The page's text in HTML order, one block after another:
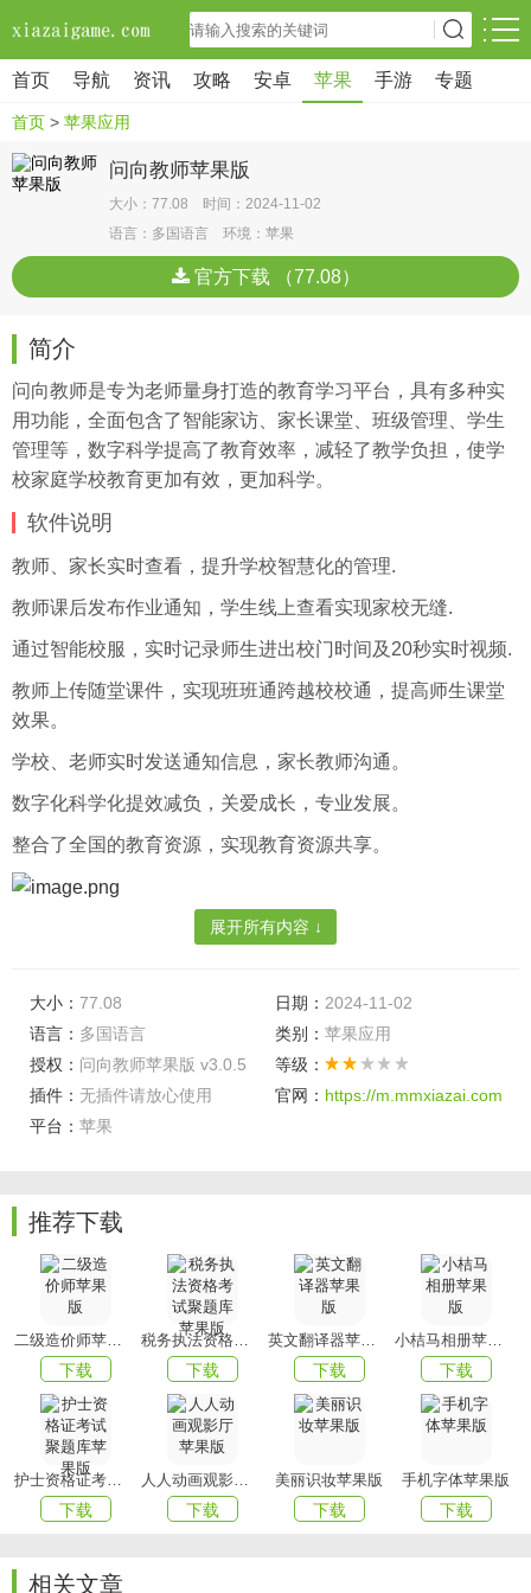
首页 导航 资讯 攻略 安卓 苹果 手游 专题
首页 > 苹果应用
问向教师苹果版
大小：77.08 时间：2024-11-02
语言：多国语言 环境：苹果
官方下载 （77.08）
简介
问向教师是专为老师量身打造的教育学习平台，具有多种实
用功能，全面包含了智能家访、家长课堂、班级管理、学生
管理等，数字科学提高了教育效率，减轻了教学负担，使学
校家庭学校教育更加有效，更加科学。
软件说明
教师、家长实时查看，提升学校智慧化的管理.
教师课后发布作业通知，学生线上查看实现家校无缝.
通过智能校服，实时记录师生进出校门时间及20秒实时视频.
教师上传随堂课件，实现班班通跨越校校通，提高师生课堂
效果。
学校、老师实时发送通知信息，家长教师沟通。
数字化科学化提效减负，关爱成长，专业发展。
整合了全国的教育资源，实现教育资源共享。
结合AI技术，为育人评价、数据决策、因材施教提供解决方
案，
是培养面向未来、全面发展的新一代的科学路径，是新时代
教育行业的“芯片”。
让每一个人实现丰富而多元的生命价值
软件优势
问向产品覆盖幼、小、初、高及国际高中，
为教育局、学校提供以“问向教育芯片”为核心的系统性解决方
案，
包括：学生发展评估与应用系统、教师发展评估与应用系
统、
家庭教育应用系统及数字画像应用系统。
目前已应用于全国30多个省市教育局、集团校及2000余所标
展开所有内容 ↓
大小： 77.08 日期： 2024-11-02
语言： 多国语言 类别： 苹果应用
授权： 问向教师苹果版 v3.0.5
等级：
插件： 无插件请放心使用 官网： https://m.mmxiazai.com
平台： 苹果
推荐下载
二级造价师苹果版
下载
税务执法资格考试聚题库苹果版
下载
英文翻译器苹果版
下载
小桔马相册苹果版
下载
护士资格证考试聚题库苹果版
下载
人人动画观影厅苹果版
下载
美丽识妆苹果版
下载
手机字体苹果版
下载
相关文章